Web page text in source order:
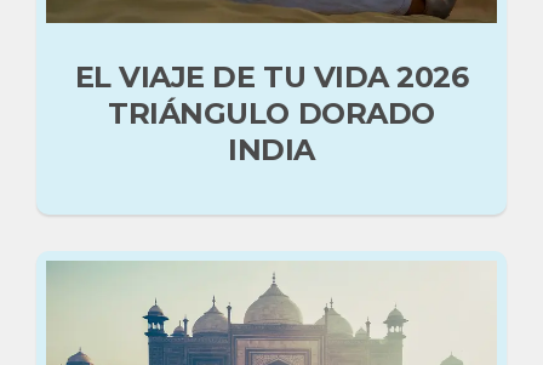
EL VIAJE DE TU VIDA 2026
TRIÁNGULO DORADO
INDIA